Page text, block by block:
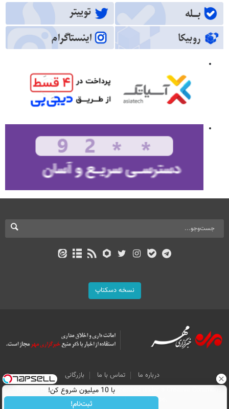
نسخه دسکتاپ
درباره ما تماس با ما
بازرگانی
All Content by Mehr News Agency is licensed under a Creative Commons
Attribution 4.0 International License.
با 10 میلیون شروع کن!
ثبت‌نام!